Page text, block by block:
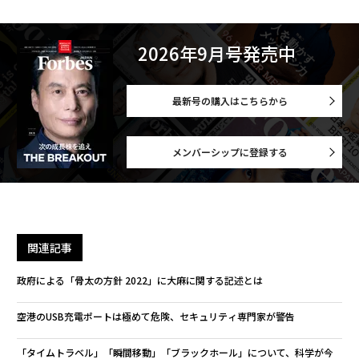
2026年9月号発売中
最新号の購入はこちらから
メンバーシップに登録する
関連記事
政府による「骨太の方針 2022」に大麻に関する記述とは
空港のUSB充電ポートは極めて危険、セキュリティ専門家が警告
「タイムトラベル」「瞬間移動」「ブラックホール」について、科学が今